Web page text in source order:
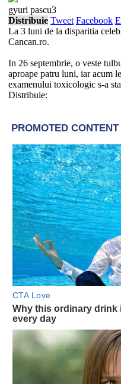
gyuri pascu3
Distribuie Tweet Facebook
La 3 luni de la disparitia
Cancan.ro.
In 26 septembrie, o veste
aproape patru luni, iar acum
examenului toxicologic s-a
Distribuie: